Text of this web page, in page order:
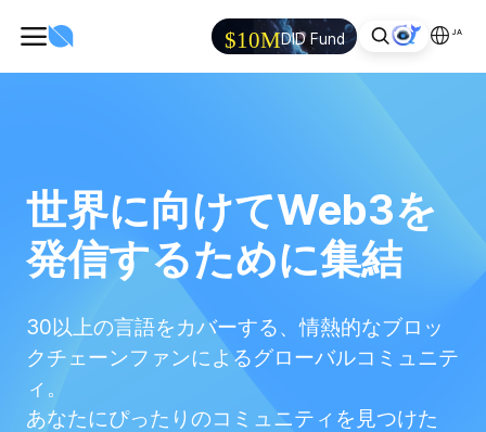
$10MDID Fund JA
世界に向けてWeb3を
発信するために集結
30以上の言語をカバーする、情熱的なブロッ
クチェーンファンによるグローバルコミュニテ
ィ。
あなたにぴったりのコミュニティを見つけた